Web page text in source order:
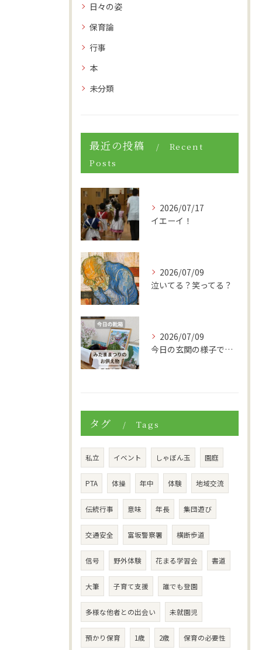
日々の姿
保育論
行事
本
未分類
最近の投稿
Recent
Posts
2026/07/17
イエーイ！
2026/07/09
泣いてる？笑ってる？
2026/07/09
今日の玄関の様子です。
タグ Tags
私立 イベント しゃぼん玉 園庭
PTA 体操 年中 体験 地域交流
伝統行事 意味 年長 集団遊び
交通安全 富坂警察署 横断歩道
信号 野外体験 花まる学習会 書道
大筆 子育て支援 誰でも登園
多様な他者との出会い 未就園児
預かり保育 1歳 2歳 保育の必要性